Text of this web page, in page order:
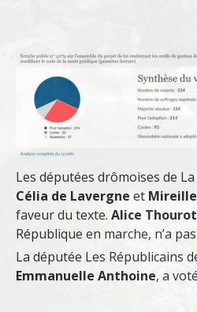
Les députées drômoises de
Célia de Lavergne et
faveur du texte. Alice Thourot
République en marche, n’a
La députée Les Républicains
Emmanuelle Anthoine, a